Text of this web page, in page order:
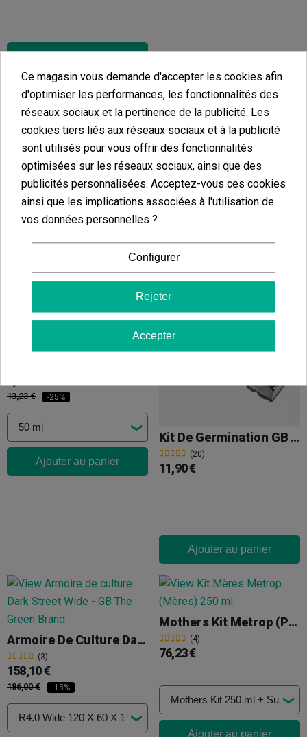
Jiffy7 En Tourbe De 41 Mm
(65)
108,00 €
(7)
15,00 €
Ajouter au panier
Natural Clone 50ml
13,23 € -25%
Ajouter au panier
Kit De Germination GB The Green Brand
(20)
11,90 €
Ajouter au panier
Armoire De Culture Dark Street Wide
(3)
158,10 €
186,00 € -15%
Mothers Kit Metrop (pieds Mères)
(4)
76,23 €
Ajouter au panier
Ce magasin vous demande d'accepter les cookies afin
d'optimiser les performances, les fonctionnalités des
réseaux sociaux et la pertinence de la publicité. Les
cookies tiers liés aux réseaux sociaux et à la publicité
sont utilisés pour vous offrir des fonctionnalités
optimisées sur les réseaux sociaux, ainsi que des
publicités personnalisées. Acceptez-vous ces cookies
ainsi que les implications associées à l'utilisation de
vos données personnelles ?
Configurer
Rejeter
Accepter